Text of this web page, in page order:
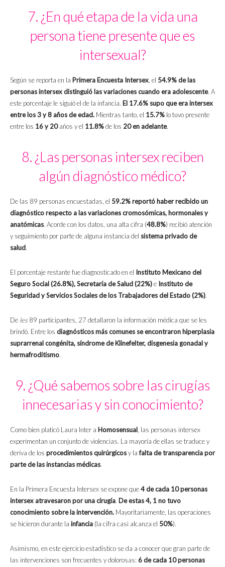
7. ¿En qué etapa de la vida una
persona tiene presente que es
intersexual?
Según se reporta en la Primera Encuesta Intersex, el 54.9% de las
personas intersex distinguió las variaciones cuando era adolescente. A
este porcentaje le siguió el de la infancia. El 17.6% supo que era intersex
entre los 3 y 8 años de edad. Mientras tanto, el 15.7% lo tuvo presente
entre los 16 y 20años y el 11.8%de los 20 en adelante.
8. ¿Las personas intersex reciben
algún diagnóstico médico?
De las 89 personas encuestadas, el 59.2% reportó haber recibido un
diagnóstico respecto a las variaciones cromosómicas, hormonales y
anatómicas. Acorde con los datos, una alta cifra (48.8%) recibió atención
y seguimiento por parte de alguna instancia del sistema privado de
salud.
El porcentaje restante fue diagnosticado en el Instituto Mexicano del
Seguro Social (26.8%),Secretaría de Salud (22%)e Instituto de
Seguridad y Servicios Sociales de los Trabajadores del Estado (2%).
De les 89 participantes, 27 detallaron la información médica que se les
brindó. Entre los diagnósticos más comunes se encontraron hiperplasia
suprarrenal congénita, síndrome de Klinefelter, disgenesia gonadal y
hermafroditismo.
9. ¿Qué sabemos sobre las cirugías
innecesarias y sin conocimiento?
Como bien platicó Laura Inter a Homosensual, las personas intersex
experimentan un conjunto de violencias. La mayoría de ellas se traduce y
deriva de los procedimientos quirúrgicosy lafalta de transparencia por
parte de las instancias médicas.
En la Primera Encuesta Intersex se expone que4 de cada 10 personas
intersex atravesaron por una cirugía. De estas 4, 1 no tuvo
conocimiento sobre la intervención. Mayoritariamente, las operaciones
se hicieron durante la infancia (la cifra casi alcanza el 50%).
Asimismo, en este ejercicio estadístico se da a conocer que gran parte de
las intervenciones son frecuentes y dolorosas: 6 de cada 10 personas